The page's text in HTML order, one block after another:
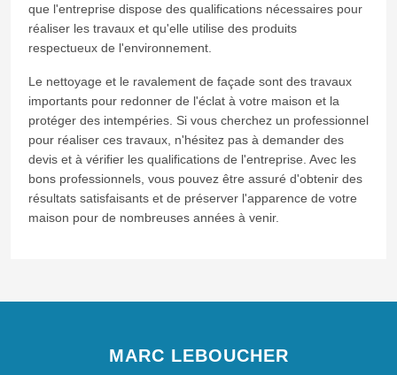
que l'entreprise dispose des qualifications nécessaires pour
réaliser les travaux et qu'elle utilise des produits
respectueux de l'environnement.
Le nettoyage et le ravalement de façade sont des travaux
importants pour redonner de l'éclat à votre maison et la
protéger des intempéries. Si vous cherchez un professionnel
pour réaliser ces travaux, n'hésitez pas à demander des
devis et à vérifier les qualifications de l'entreprise. Avec les
bons professionnels, vous pouvez être assuré d'obtenir des
résultats satisfaisants et de préserver l'apparence de votre
maison pour de nombreuses années à venir.
MARC LEBOUCHER